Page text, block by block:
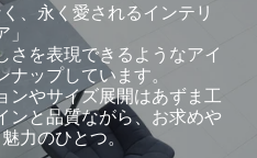
、永く愛されるインテリ
」
さを表現できるようなアイ
ップしています。
ンやサイズ展開はあずま工
ンと品質ながら、お求めや
力のひとつ。